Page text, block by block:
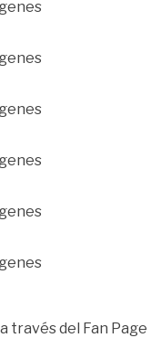
través del Fan Page